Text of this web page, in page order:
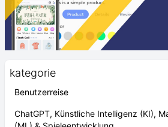
kategorie
Benutzerreise
ChatGPT, Künstliche Intelligenz (KI),